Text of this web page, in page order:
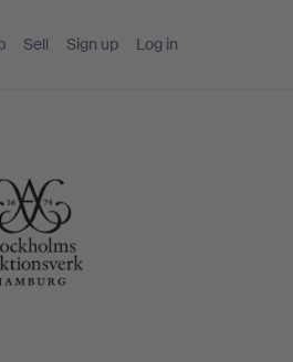
Sell Sign up Log in